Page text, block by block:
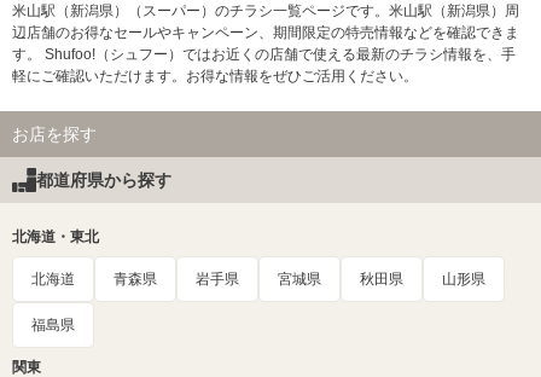
米山駅（新潟県）（スーパー）のチラシ一覧ページです。米山駅（新潟県）周
辺店舗のお得なセールやキャンペーン、期間限定の特売情報などを確認できま
す。 Shufoo!（シュフー）ではお近くの店舗で使える最新のチラシ情報を、手
軽にご確認いただけます。お得な情報をぜひご活用ください。
お店を探す
都道府県から探す
北海道・東北
北海道 青森県 岩手県 宮城県 秋田県 山形県
福島県
関東